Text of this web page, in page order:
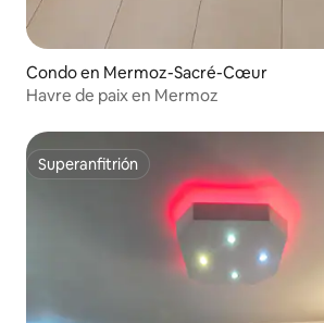
Condo en Mermoz-Sacré-Cœur
Havre de paix en Mermoz
Superanfitrión
Superanfitrión